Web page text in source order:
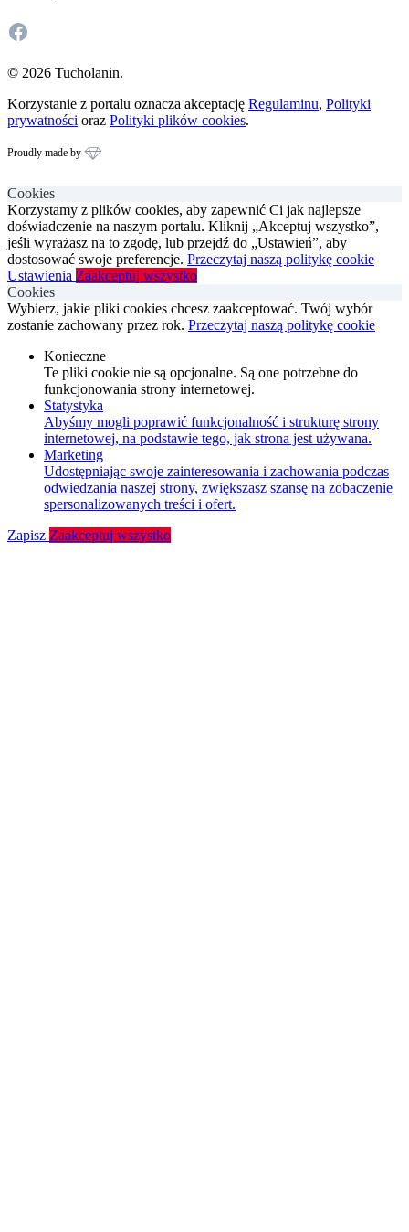
Facebook
© 2026 Tucholanin.
Korzystanie z portalu oznacza akceptację Regulaminu, Polityki
prywatności oraz Polityki plików cookies.
Proudly made by
Cookies
Korzystamy z plików cookies, aby zapewnić Ci jak najlepsze
doświadczenie na naszym portalu. Kliknij „Akceptuj wszystko”,
jeśli wyrażasz na to zgodę, lub przejdź do „Ustawień”, aby
dostosować swoje preferencje. Przeczytaj naszą politykę cookie
Ustawienia Zaakceptuj wszystko
Cookies
Wybierz, jakie pliki cookies chcesz zaakceptować. Twój wybór
zostanie zachowany przez rok. Przeczytaj naszą politykę cookie
Konieczne
Te pliki cookie nie są opcjonalne. Są one potrzebne do
funkcjonowania strony internetowej.
Statystyka
Abyśmy mogli poprawić funkcjonalność i strukturę strony
internetowej, na podstawie tego, jak strona jest używana.
Marketing
Udostępniając swoje zainteresowania i zachowania podczas
odwiedzania naszej strony, zwiększasz szansę na zobaczenie
spersonalizowanych treści i ofert.
Zapisz Zaakceptuj wszystko